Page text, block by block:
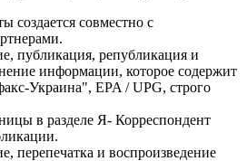
создается совместно с
публикация, републикация и
информации, которое содержит
Украина", EPA / UPG, строго
в разделе Я- Корреспондент
перепечатка и воспроизведение